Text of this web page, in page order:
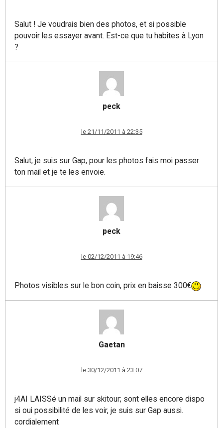
Salut ! Je voudrais bien des photos, et si possible
pouvoir les essayer avant. Est-ce que tu habites à Lyon
?
peck
le 21/11/2011 à 22:35
Salut, je suis sur Gap, pour les photos fais moi passer
ton mail et je te les envoie.
peck
le 02/12/2011 à 19:46
Photos visibles sur le bon coin, prix en baisse 300€
Gaetan
le 30/12/2011 à 23:07
j4AI LAISSé un mail sur skitour; sont elles encore dispo
si oui possibilité de les voir, je suis sur Gap aussi.
cordialement